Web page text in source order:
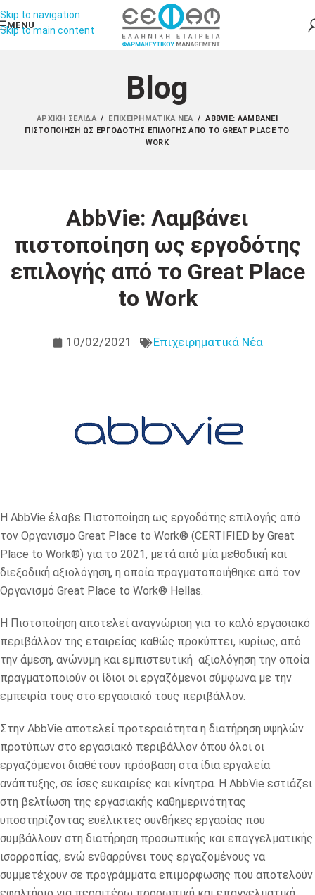
Skip to navigation
Skip to main content
MENU
Blog
ΑΡΧΙΚΉ ΣΕΛΊΔΑ / ΕΠΙΧΕΙΡΗΜΑΤΙΚΆ ΝΈΑ / ABBVIE: ΛΑΜΒΆΝΕΙ
ΠΙΣΤΟΠΟΊΗΣΗ ΩΣ ΕΡΓΟΔΌΤΗΣ ΕΠΙΛΟΓΉΣ ΑΠΌ ΤΟ GREAT PLACE TO
WORK
AbbVie: Λαμβάνει
πιστοποίηση ως εργοδότης
επιλογής από το Great Place
to Work
10/02/2021 Επιχειρηματικά Νέα
H AbbVie έλαβε Πιστοποίηση ως εργοδότης επιλογής από
τον Οργανισμό Great Place to Work® (CERTIFIED by Great
Place to Work®) για το 2021, μετά από μία μεθοδική και
διεξοδική αξιολόγηση, η οποία πραγματοποιήθηκε από τον
Οργανισμό Great Place to Work® Hellas.
Η Πιστοποίηση αποτελεί αναγνώριση για το καλό εργασιακό
περιβάλλον της εταιρείας καθώς προκύπτει, κυρίως, από
την άμεση, ανώνυμη και εμπιστευτική αξιολόγηση την οποία
πραγματοποιούν οι ίδιοι οι εργαζόμενοι σύμφωνα με την
εμπειρία τους στο εργασιακό τους περιβάλλον.
Στην AbbVie αποτελεί προτεραιότητα η διατήρηση υψηλών
προτύπων στο εργασιακό περιβάλλον όπου όλοι οι
εργαζόμενοι διαθέτουν πρόσβαση στα ίδια εργαλεία
ανάπτυξης, σε ίσες ευκαιρίες και κίνητρα. Η AbbVie εστιάζει
στη βελτίωση της εργασιακής καθημερινότητας
υποστηρίζοντας ευέλικτες συνθήκες εργασίας που
συμβάλλουν στη διατήρηση προσωπικής και επαγγελματικής
ισορροπίας, ενώ ενθαρρύνει τους εργαζομένους να
συμμετέχουν σε προγράμματα επιμόρφωσης που αποτελούν